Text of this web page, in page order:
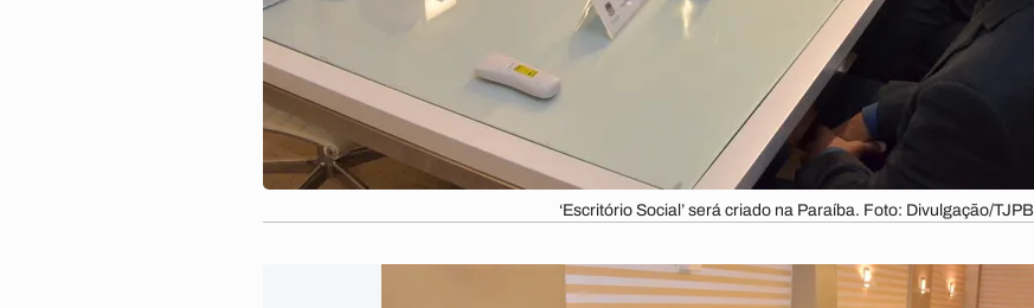
‘Escritório Social’ será criado na Paraíba. Foto: Divulgação/TJPB